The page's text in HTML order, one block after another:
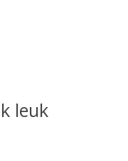
leuk